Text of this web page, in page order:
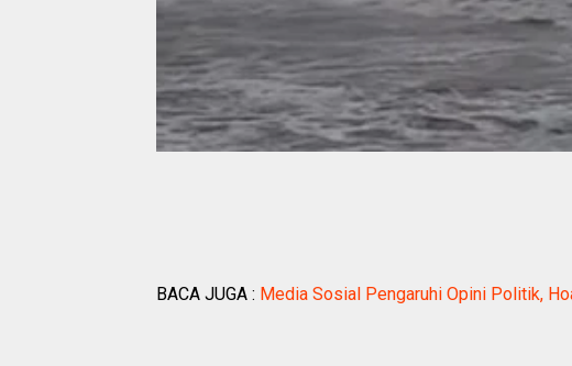
BACA JUGA : Media Sosial Pengaruhi Opini Politik,